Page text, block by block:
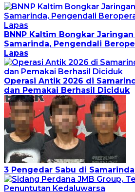
BNNP Kaltim Bongkar
Samarinda, Pengendali
Lapas
Operasi Antik 2026 di
dan Pemakai Berhasil Diciduk
3 Pengedar Sabu di